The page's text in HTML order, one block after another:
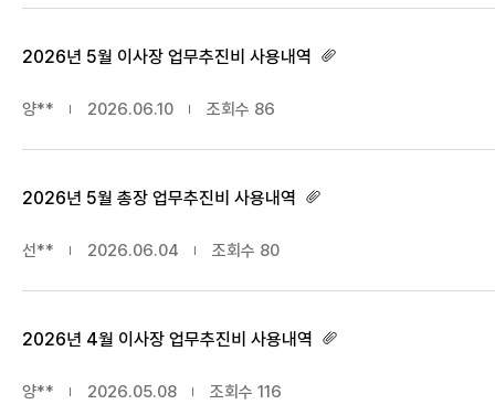
2026년 5월 이사장 업무추진비 사용내역
양** 2026.06.10 조회수 86
2026년 5월 총장 업무추진비 사용내역
선** 2026.06.04 조회수 80
2026년 4월 이사장 업무추진비 사용내역
양** 2026.05.08 조회수 116